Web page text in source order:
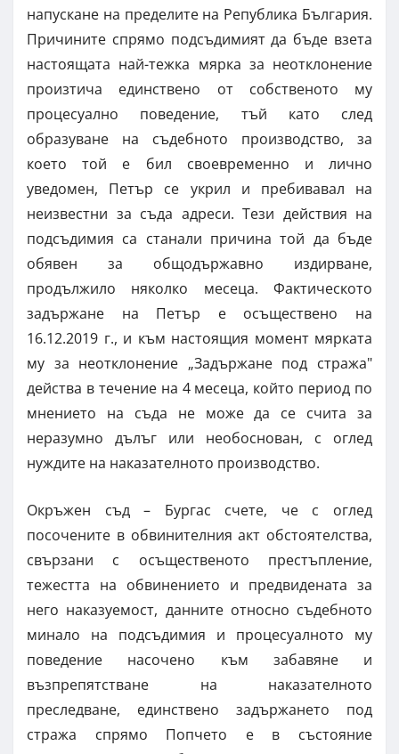
напускане на пределите на Република България.
Причините спрямо подсъдимият да бъде взета
настоящата най-тежка мярка за неотклонение
произтича единствено от собственото му
процесуално поведение, тъй като след
образуване на съдебното производство, за
което той е бил своевременно и лично
уведомен, Петър се укрил и пребивавал на
неизвестни за съда адреси. Тези действия на
подсъдимия са станали причина той да бъде
обявен за общодържавно издирване,
продължило няколко месеца. Фактическото
задържане на Петър е осъществено на
16.12.2019 г., и към настоящия момент мярката
му за неотклонение „Задържане под стража"
действа в течение на 4 месеца, който период по
мнението на съда не може да се счита за
неразумно дълъг или необоснован, с оглед
нуждите на наказателното производство.
Окръжен съд – Бургас счете, че с оглед
посочените в обвинителния акт обстоятелства,
свързани с осъщественото престъпление,
тежестта на обвинението и предвидената за
него наказуемост, данните относно съдебното
минало на подсъдимия и процесуалното му
поведение насочено към забавяне и
възпрепятстване на наказателното
преследване, единствено задържането под
стража спрямо Попчето е в състояние